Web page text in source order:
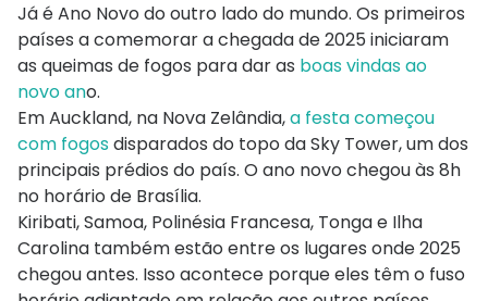
Já é Ano Novo do outro lado do mundo. Os primeiros
países a comemorar a chegada de 2025 iniciaram
as queimas de fogos para dar as boas vindas ao
novo ano.
Em Auckland, na Nova Zelândia,a festa começou
com fogosdisparados do topo da Sky Tower, um dos
principais prédios do país. O ano novo chegou às 8h
no horário de Brasília.
Kiribati, Samoa, Polinésia Francesa, Tonga e Ilha
Carolina também estão entre os lugares onde 2025
chegou antes. Isso acontece porque eles têm o fuso